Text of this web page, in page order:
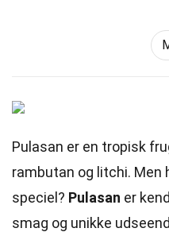
Pulasan er en tropisk
rambutan og litchi. Men
speciel? Pulasan er
smag og unikke